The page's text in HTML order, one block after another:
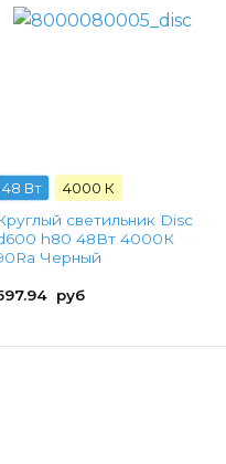
48 Вт
4000 К
светильник Disc
h80 48Вт 4000К
Черный
руб